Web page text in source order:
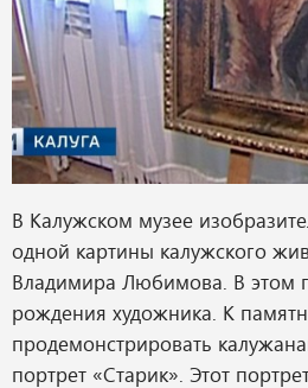
В Калужском музее
одной картины калужского
Владимира Любимова. В этом
рождения художника. К
продемонстрировать
портрет «Старик». Этот